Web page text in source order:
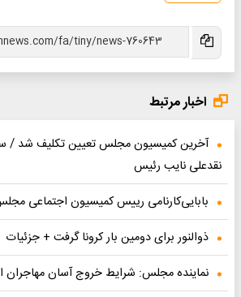
اخبار مرتبط
آخرین کمیسیون مجلس تعیین تکلیف شد /
نقدعلی نایب رئیس
بابایی‌کارنامی رییس کمیسیون اجتماعی
ذوالنور برای دومین بار کرونا گرفت + جزئیات
نماینده مجلس: شرایط خروج آسان مهاجران